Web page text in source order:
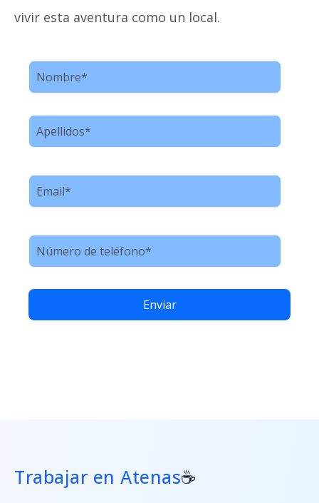
vivir esta aventura como un local.
Trabajar en Atenas☕